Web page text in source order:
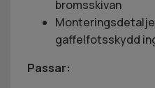
bromsskivan
gaffelfotsskydd
Passar: